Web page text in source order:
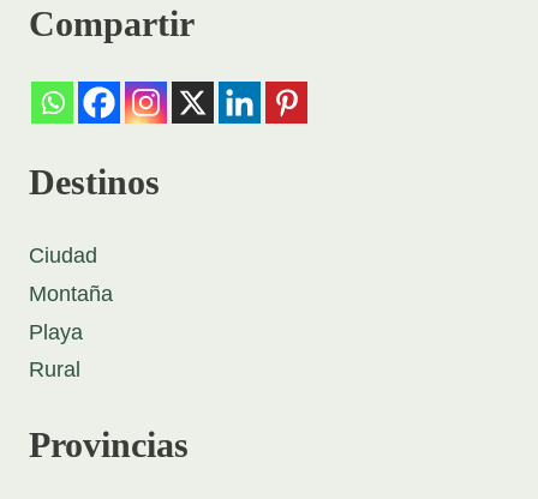
Compartir
Destinos
Ciudad
Montaña
Playa
Rural
Provincias